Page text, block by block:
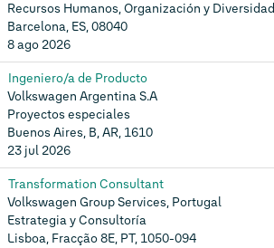
Recursos Humanos, Organización y Diversidad
Barcelona, ES, 08040
8 ago 2026
Ingeniero/a de Producto
Volkswagen Argentina S.A
Proyectos especiales
Buenos Aires, B, AR, 1610
23 jul 2026
Transformation Consultant
Volkswagen Group Services, Portugal
Estrategia y Consultoría
Lisboa, Fracção 8E, PT, 1050-094